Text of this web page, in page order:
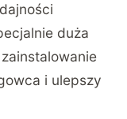
duża
i ulepszy